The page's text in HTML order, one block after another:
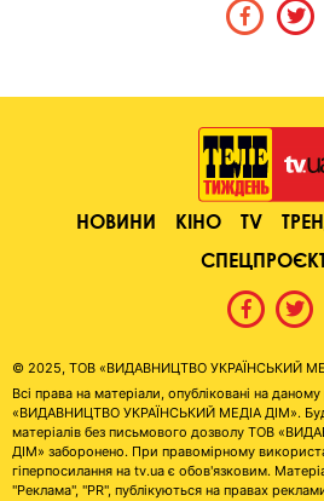
НОВИНИ КІНО TV
© 2025, ТОВ «ВИДАВНИЦТВО УКРАЇНСЬКИЙ
Всі права на матеріали, опубліковані на
«ВИДАВНИЦТВО УКРАЇНСЬКИЙ МЕДІА ДІМ».
матеріалів без письмового дозволу ТОВ
ДІМ» заборонено. При правомірному
гіперпосилання на tv.ua є обов'язковим.
"Реклама", "PR", публікуються на правах